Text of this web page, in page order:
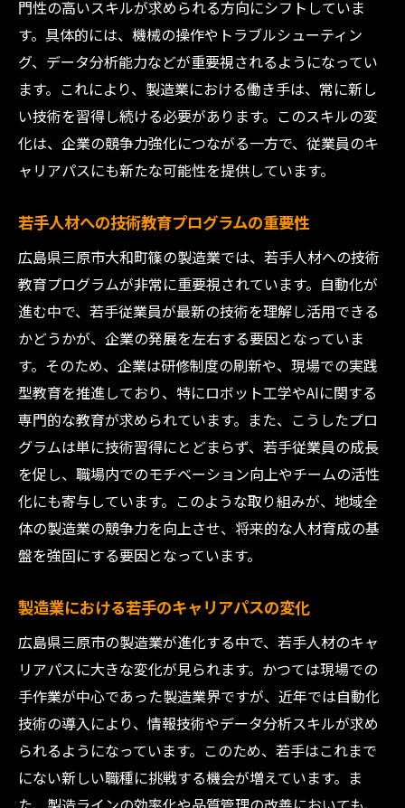
門性の高いスキルが求められる方向にシフトしていま
す。具体的には、機械の操作やトラブルシューティン
グ、データ分析能力などが重要視されるようになってい
ます。これにより、製造業における働き手は、常に新し
い技術を習得し続ける必要があります。このスキルの変
化は、企業の競争力強化につながる一方で、従業員のキ
ャリアパスにも新たな可能性を提供しています。
若手人材への技術教育プログラムの重要性
広島県三原市大和町篠の製造業では、若手人材への技術
教育プログラムが非常に重要視されています。自動化が
進む中で、若手従業員が最新の技術を理解し活用できる
かどうかが、企業の発展を左右する要因となっていま
す。そのため、企業は研修制度の刷新や、現場での実践
型教育を推進しており、特にロボット工学やAIに関する
専門的な教育が求められています。また、こうしたプロ
グラムは単に技術習得にとどまらず、若手従業員の成長
を促し、職場内でのモチベーション向上やチームの活性
化にも寄与しています。このような取り組みが、地域全
体の製造業の競争力を向上させ、将来的な人材育成の基
盤を強固にする要因となっています。
製造業における若手のキャリアパスの変化
広島県三原市の製造業が進化する中で、若手人材のキャ
リアパスに大きな変化が見られます。かつては現場での
手作業が中心であった製造業界ですが、近年では自動化
技術の導入により、情報技術やデータ分析スキルが求め
られるようになっています。このため、若手はこれまで
にない新しい職種に挑戦する機会が増えています。ま